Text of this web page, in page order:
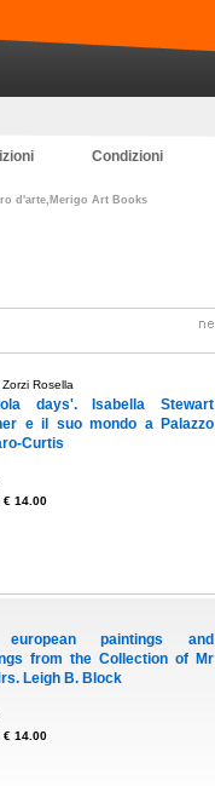
Condizioni
d'arte,Merigo Art Books
Rosella
days'. Isabella Stewart
e il suo mondo a Palazzo
Curtis
€ 14.00
paintings and
from the Collection of Mr
Leigh B. Block
€ 14.00